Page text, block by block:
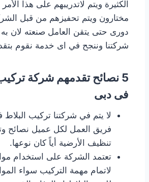
الكثيرة ويتم لاتدريبهم على هذا
مختارون ويتم تحفيزهم من قبل
دورى حتى يتقن العامل صنعته لان به
شركتنا وننجح في اى خدمة نقوم
5 نصائح تقدمهم شركة
فى دبى
لا يتم في شركتنا تركيب
فريق العمل لكل عميل نصائح
تنظيف الأرضية أياً كان نوعها.
تعتمد الشركة على استخدام
لاتمام مهمة التركيب سواء